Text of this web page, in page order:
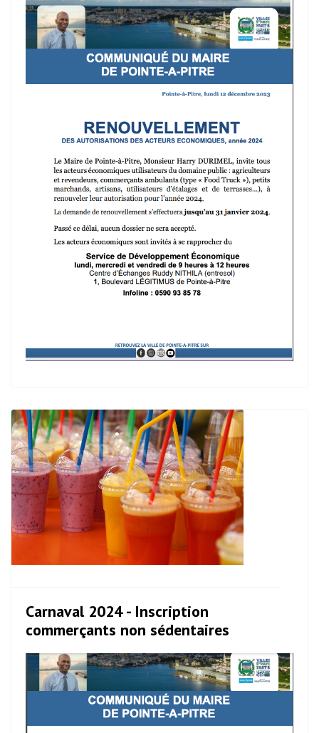
Carnaval 2024 - Inscription
commerçants non sédentaires